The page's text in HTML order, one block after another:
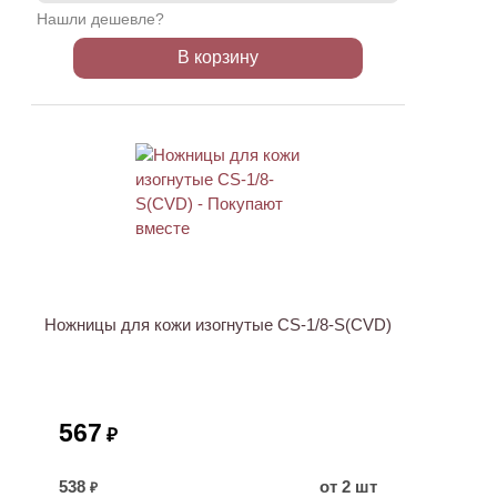
Нашли дешевле?
В корзину
Ножницы для кожи изогнутые CS-1/8-S(CVD)
567 ₽
538 ₽
от 2 шт